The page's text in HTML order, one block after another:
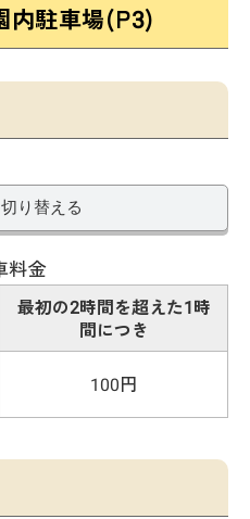
内駐車場(P3)
り替える
料金
最初の2時間を超えた1時
間につき
100円